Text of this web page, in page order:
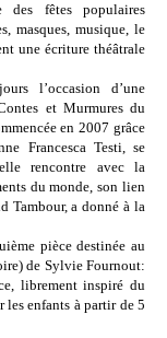
des fêtes populaires
masques, musique, le
une écriture théâtrale
l’occasion d’une
et Murmures du
en 2007 grâce
Francesca Testi, se
rencontre avec la
du monde, son lien
Tambour, a donné à la
pièce destinée au
de Sylvie Fournout:
librement inspiré du
les enfants à partir de 5